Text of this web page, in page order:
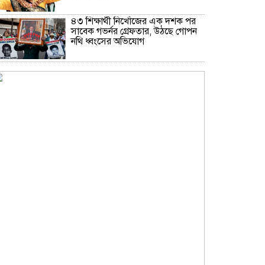
৪৩ শিক্ষার্থী নিখোঁজের এক দশক পর
সাবেক গভর্নর গ্রেফতার, উঠছে গোপন
নথি ধ্বংসের অভিযোগ
থাইল্যান্ডে স্কুলে ছাত্রের এলোপাতাড়ি